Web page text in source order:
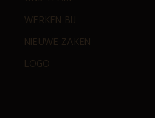
WERKEN BIJ
NIEUWE ZAKEN
LOGO